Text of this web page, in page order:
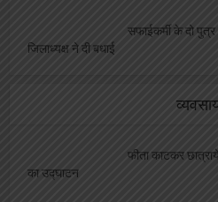
सफाईकर्मी के दो
जिलाध्यक्ष ने दी बधाई
फीता काटकर
का उद्घाटन